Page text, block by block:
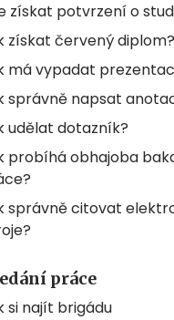
získat potvrzení o
získat červený diplom?
má vypadat
správně napsat
udělat dotazník?
probíhá obhajoba
správně citovat
práce
si najít brigádu